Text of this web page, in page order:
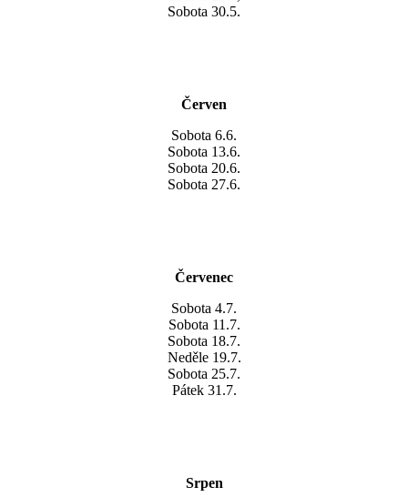
Sobota 30.5.
Červen
Sobota 6.6.
Sobota 13.6.
Sobota 20.6.
Sobota 27.6.
Červenec
Sobota 4.7.
Sobota 11.7.
Sobota 18.7.
Neděle 19.7.
Sobota 25.7.
Pátek 31.7.
Srpen